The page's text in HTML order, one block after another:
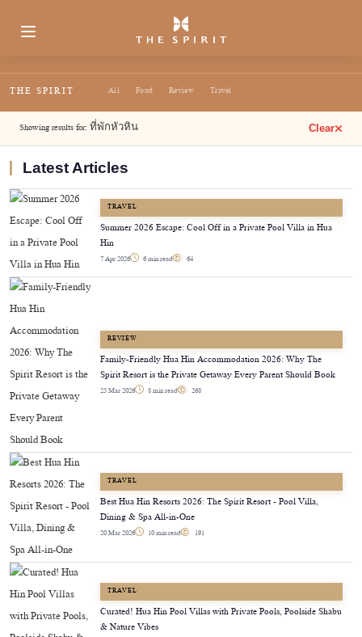
THE SPIRIT All Food Review Travel
Showing results for: ที่พักหัวหิน Clear
Latest Articles
TRAVEL
Summer 2026 Escape: Cool Off in a Private Pool Villa in Hua
Hin
7 Apr 2026 6 min read 64
REVIEW
Family-Friendly Hua Hin Accommodation 2026: Why The
Spirit Resort is the Private Getaway Every Parent Should Book
25 Mar 2026 8 min read 268
TRAVEL
Best Hua Hin Resorts 2026: The Spirit Resort - Pool Villa,
Dining & Spa All-in-One
20 Mar 2026 10 min read 191
TRAVEL
Curated! Hua Hin Pool Villas with Private Pools, Poolside Shabu
& Nature Vibes